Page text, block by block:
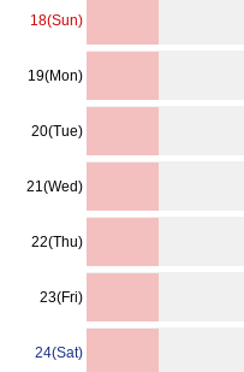
18(Sun)
19(Mon)
20(Tue)
21(Wed)
22(Thu)
23(Fri)
24(Sat)